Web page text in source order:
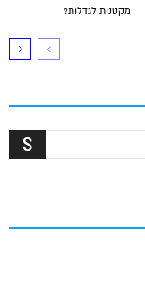
מקטנות לגדלות?